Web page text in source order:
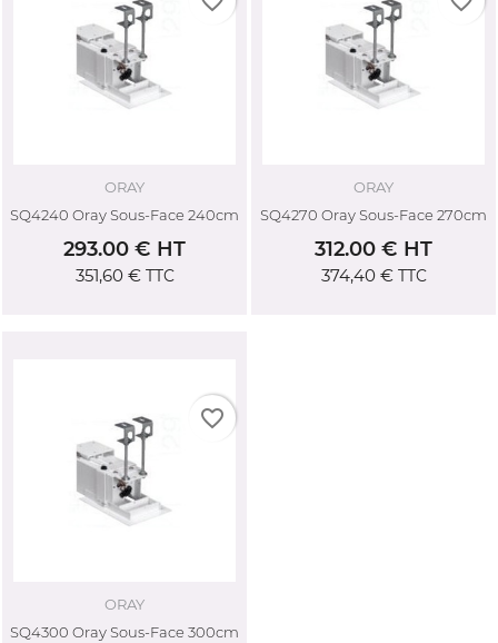
ORAY
SQ4240 Oray Sous-Face 240cm
293.00 € HT
351,60 €TTC
ORAY
SQ4270 Oray Sous-Face 270cm
312.00 € HT
374,40 €TTC
ORAY
SQ4300 Oray Sous-Face 300cm
favorite_border